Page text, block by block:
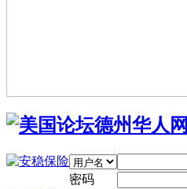
密码